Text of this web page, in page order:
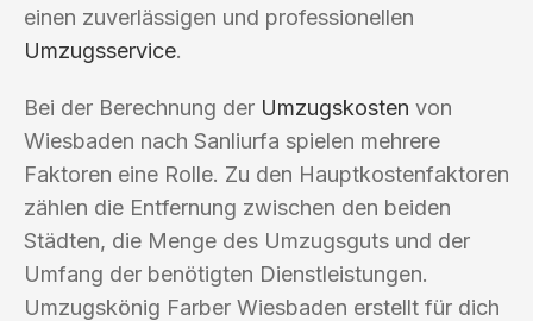
einen zuverlässigen und professionellen
Umzugsservice.
Bei der Berechnung der Umzugskosten von
Wiesbaden nach Sanliurfa spielen mehrere
Faktoren eine Rolle. Zu den Hauptkostenfaktoren
zählen die Entfernung zwischen den beiden
Städten, die Menge des Umzugsguts und der
Umfang der benötigten Dienstleistungen.
Umzugskönig Farber Wiesbaden erstellt für dich